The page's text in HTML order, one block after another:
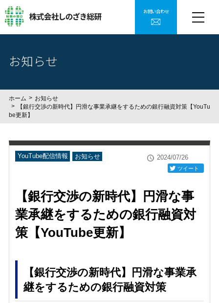
お問い合わせ
お知らせ
ホーム
お知らせ
【銀行交渉の新時代】円滑な事業承継をするための銀行融資対策【YouTu
be更新】
YouTube配信情報 お知らせ 2024/07/26
ツイート
【銀行交渉の新時代】円滑な事
業承継をするための銀行融資対
策【YouTube更新】
【銀行交渉の新時代】円滑な事業承
継をするための銀行融資対策